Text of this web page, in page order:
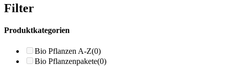
Filter
Produktkategorien
Bio Pflanzen A-Z(0)
Bio Pflanzenpakete(0)